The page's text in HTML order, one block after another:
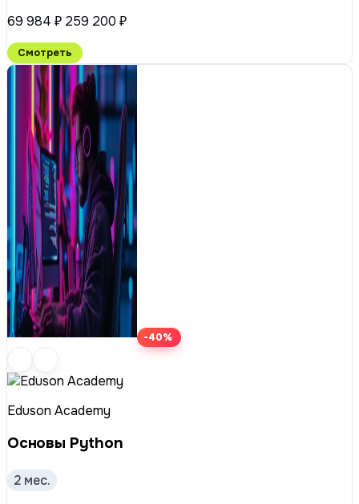
69 984 ₽ 259 200 ₽
Смотреть
-40%
Eduson Academy
Основы Python
2 мес.